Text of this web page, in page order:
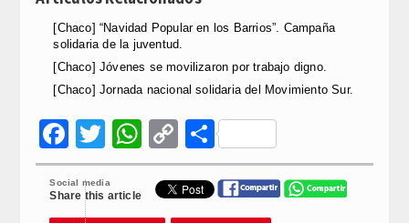
[Chaco] “Navidad Popular en los Barrios”. Campaña
solidaria de la juventud.
[Chaco] Jóvenes se movilizaron por trabajo digno.
[Chaco] Jornada nacional solidaria del Movimiento Sur.
Facebook
Twitter
WhatsApp
Copy
Link
Compartir
Social media
Share this article